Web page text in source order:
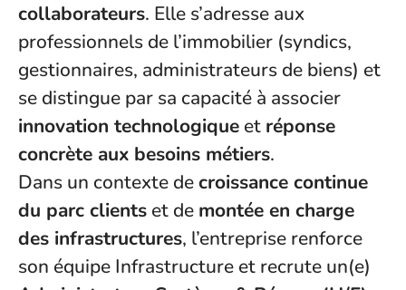
collaborateurs. Elle s’adresse aux
professionnels de l’immobilier (syndics,
gestionnaires, administrateurs de biens) et
se distingue par sa capacité à associer
innovation technologique et réponse
concrète aux besoins métiers.
Dans un contexte decroissance continue
du parc clients et de montée en charge
des infrastructures, l’entreprise renforce
son équipe Infrastructure et recrute un(e)